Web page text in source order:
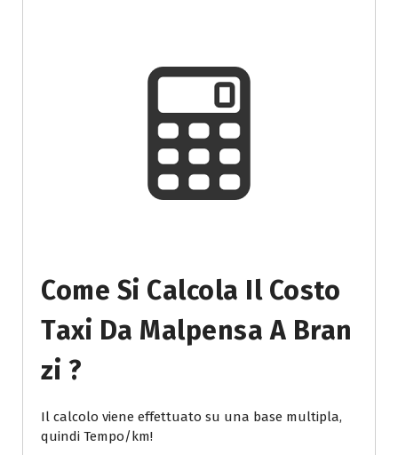
Come Si Calcola Il Costo
Taxi Da Malpensa A Bran
Zi ?
Il calcolo viene effettuato su una base multipla,
quindi Tempo/km!